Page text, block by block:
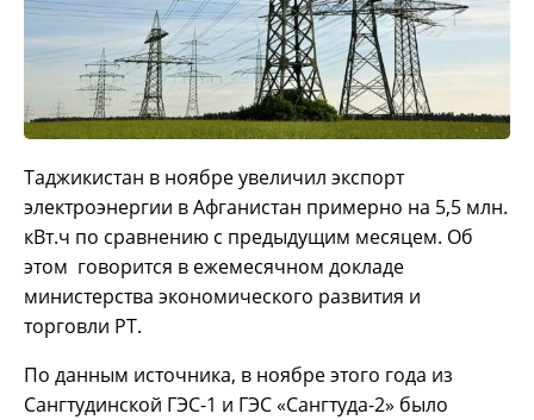
Таджикистан в ноябре увеличил экспорт
электроэнергии в Афганистан примерно на 5,5 млн.
кВт.ч по сравнению с предыдущим месяцем. Об
этом говорится в ежемесячном докладе
министерства экономического развития и
торговли РТ.
По данным источника, в ноябре этого года из
Сангтудинской ГЭС-1 и ГЭС «Сангтуда-2» было